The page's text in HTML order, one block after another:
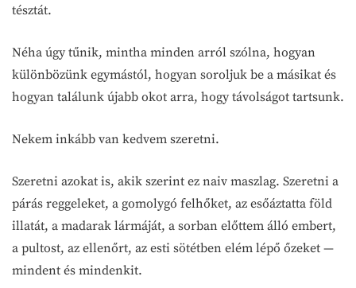
tésztát.
Néha úgy tűnik, mintha minden arról szólna, hogyan
különbözünk egymástól, hogyan soroljuk be a másikat és
hogyan találunk újabb okot arra, hogy távolságot tartsunk.
Nekem inkább van kedvem szeretni.
Szeretni azokat is, akik szerint ez naiv maszlag. Szeretni a
párás reggeleket, a gomolygó felhőket, az esőáztatta föld
illatát, a madarak lármáját, a sorban előttem álló embert,
a pultost, az ellenőrt, az esti sötétben elém lépő őzeket —
mindent és mindenkit.